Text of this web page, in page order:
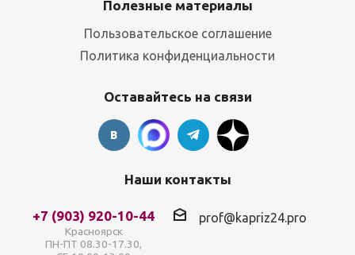
Полезные материалы
Пользовательское соглашение
Политика конфиденциальности
Оставайтесь на связи
Наши контакты
+7 (903) 920-10-44
Красноярск
ПН-ПТ 08.30-17.30,
prof@kapriz24.pro